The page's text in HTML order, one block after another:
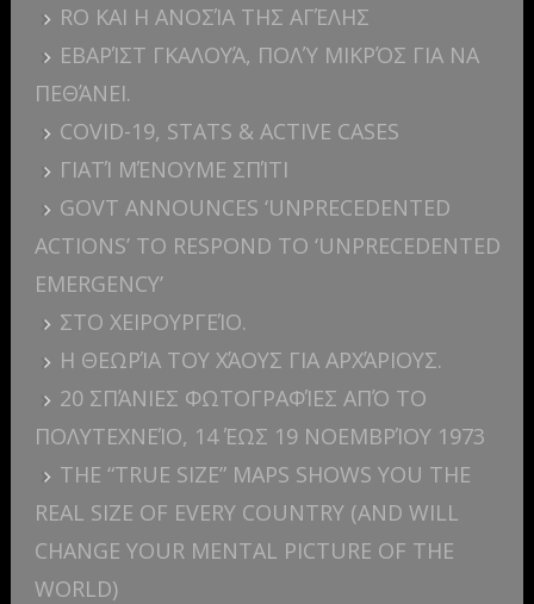
RO ΚΑΙ Η ΑΝΟΣΊΑ ΤΗΣ ΑΓΈΛΗΣ
ΕΒΑΡΊΣΤ ΓΚΑΛΟΥΆ, ΠΟΛΎ ΜΙΚΡΌΣ ΓΙΑ ΝΑ
ΠΕΘΆΝΕΙ.
COVID-19, STATS & ACTIVE CASES
ΓΙΑΤΊ ΜΈΝΟΥΜΕ ΣΠΊΤΙ
GOVT ANNOUNCES ‘UNPRECEDENTED
ACTIONS’ TO RESPOND TO ‘UNPRECEDENTED
EMERGENCY’
ΣΤΟ ΧΕΙΡΟΥΡΓΕΊΟ.
Η ΘΕΩΡΊΑ ΤΟΥ ΧΆΟΥΣ ΓΙΑ ΑΡΧΆΡΙΟΥΣ.
20 ΣΠΆΝΙΕΣ ΦΩΤΟΓΡΑΦΊΕΣ ΑΠΌ ΤΟ
ΠΟΛΥΤΕΧΝΕΊΟ, 14 ΈΩΣ 19 ΝΟΕΜΒΡΊΟΥ 1973
THE “TRUE SIZE” MAPS SHOWS YOU THE
REAL SIZE OF EVERY COUNTRY (AND WILL
CHANGE YOUR MENTAL PICTURE OF THE
WORLD)